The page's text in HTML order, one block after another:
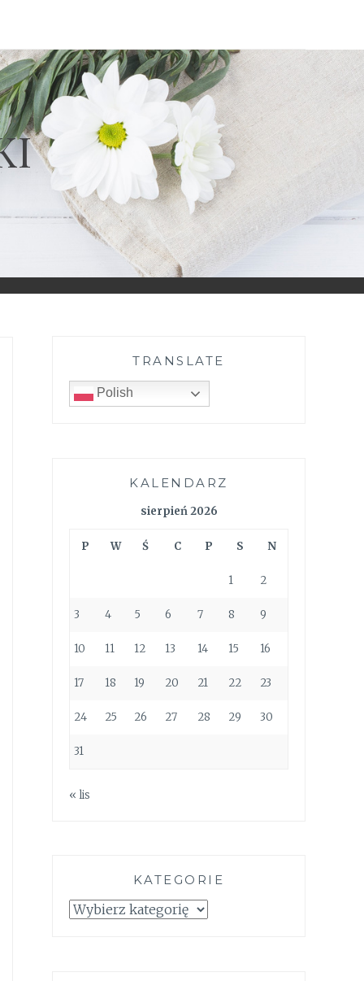
TRANSLATE
Polish
KALENDARZ
sierpień 2026
P W Ś C P S N
1 2
3 4 5 6 7 8 9
10 11 12 13 14 15 16
17 18 19 20 21 22 23
24 25 26 27 28 29 30
31
« lis
KATEGORIE
Kategorie